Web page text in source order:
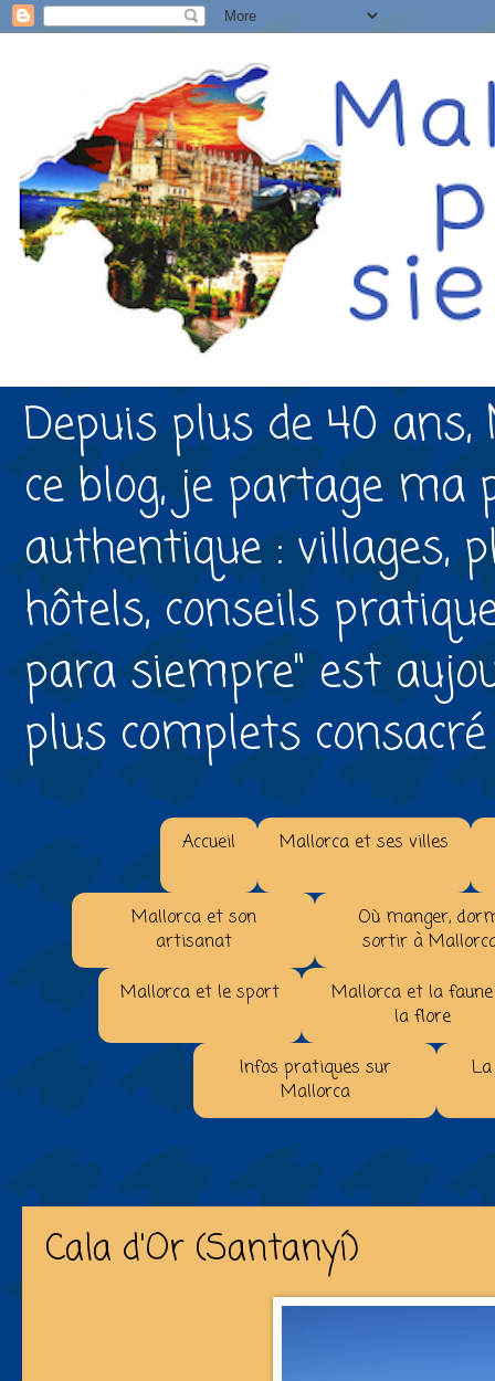
Depuis plus de 40
ce blog, je partage
authentique : villages,
hôtels, conseils
para siempre" est
plus complets consacré
Accueil Mallorca et ses villes
Mallorca et son
artisanat
Où manger,
sortir à
Mallorca et le sport
Mallorca et la
la flore
Infos pratiques sur
Mallorca
Cala d'Or (Santanyí)